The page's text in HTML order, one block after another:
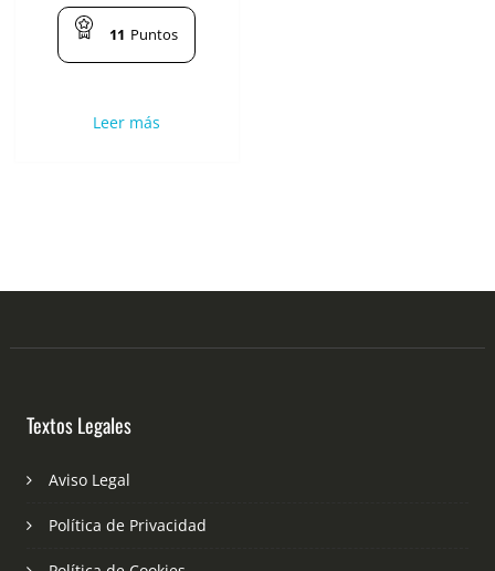
11 Puntos
Leer más
Textos Legales
Aviso Legal
Política de Privacidad